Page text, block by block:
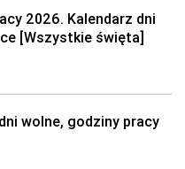
2026. Kalendarz dni
[Wszystkie święta]
wolne, godziny pracy